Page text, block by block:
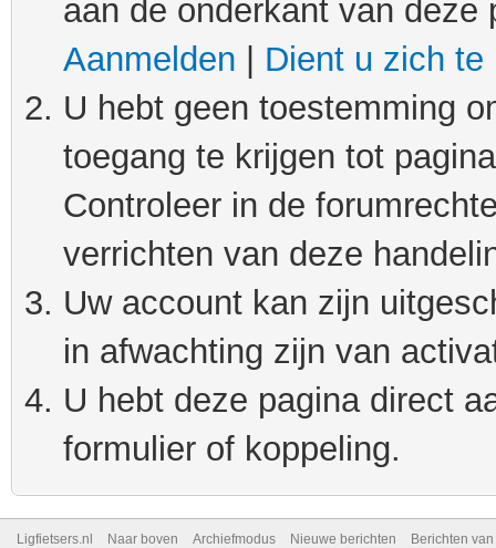
aan de onderkant van
Aanmelden
Dient u zich te
U hebt geen toestemming
toegang te krijgen tot
Controleer in de
verrichten van deze
Uw account kan zijn
in afwachting zijn van
U hebt deze pagina direct
formulier of koppeling.
Ligfietsers.nl Naar boven Archiefmodus Nieuwe berichten Berichten